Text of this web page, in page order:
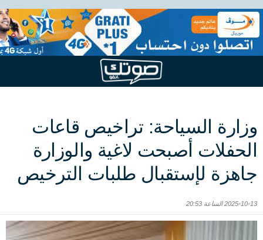
وزارة السياحة: تراخيص قاعات
الحفلات أصبحت لاغية والوزارة
جاهزة لإستقبال طلبات الترخيص
2025-10-13 الساعة 20:53